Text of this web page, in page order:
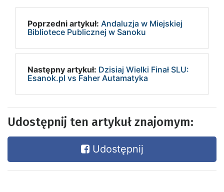
Poprzedni artykuł: Andaluzja w Miejskiej
Bibliotece Publicznej w Sanoku
Następny artykuł: Dzisiaj Wielki Finał SLU:
Esanok.pl vs Faher Autamatyka
Udostępnij ten artykuł znajomym:
Udostępnij